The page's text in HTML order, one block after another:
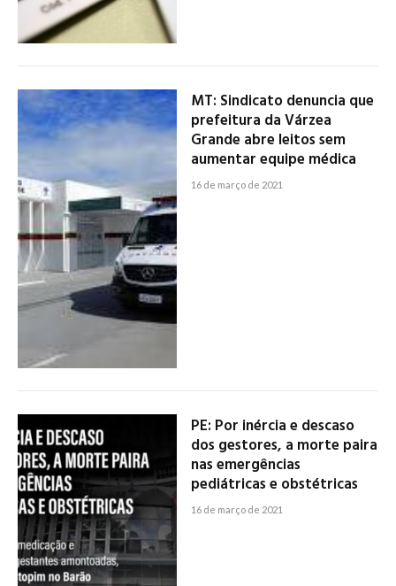
MT: Sindicato denuncia que
prefeitura da Várzea
Grande abre leitos sem
aumentar equipe médica
16 de março de 2021
PE: Por inércia e descaso
dos gestores, a morte paira
nas emergências
pediátricas e obstétricas
16 de março de 2021